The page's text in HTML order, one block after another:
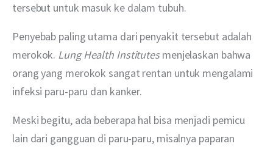
tersebut untuk masuk ke dalam tubuh.
Penyebab paling utama dari penyakit tersebut adalah
merokok. Lung Health Institutes menjelaskan bahwa
orang yang merokok sangat rentan untuk mengalami
infeksi paru-paru dan kanker.
Meski begitu, ada beberapa hal bisa menjadi pemicu
lain dari gangguan di paru-paru, misalnya paparan